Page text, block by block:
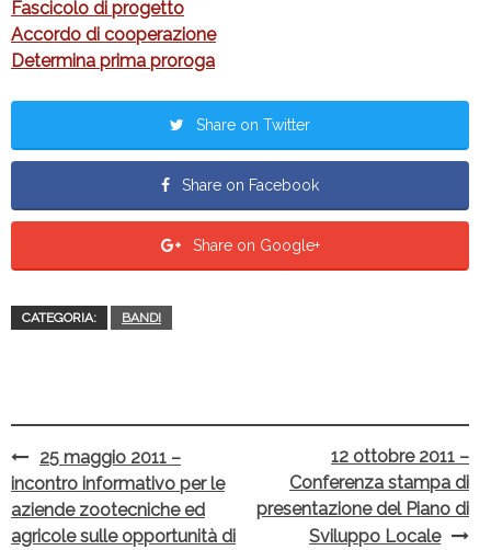
Fascicolo di progetto
Accordo di cooperazione
Determina prima proroga
Share on Twitter
Share on Facebook
Share on Google+
CATEGORIA: BANDI
Post
navigation
25 maggio 2011 –
incontro informativo per le
aziende zootecniche ed
agricole sulle opportunità di
12 ottobre 2011 –
Conferenza stampa di
presentazione del Piano di
Sviluppo Locale